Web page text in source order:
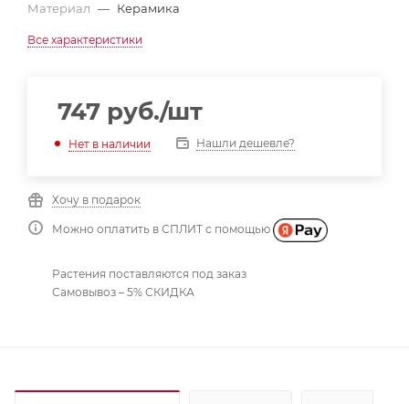
Материал — Керамика
Все характеристики
747 руб./шт
Нет в наличии Нашли дешевле?
Хочу в подарок
Можно оплатить в СПЛИТ с помощью
Растения поставляются под заказ
Самовывоз – 5% СКИДКА